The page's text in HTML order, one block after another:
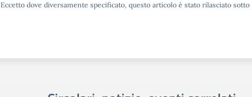
Eccetto dove diversamente specificato, questo articolo è stato rilasciato